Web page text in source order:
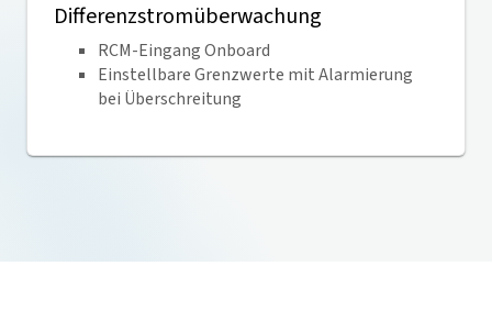
Differenzstromüberwachung
RCM-Eingang Onboard
Einstellbare Grenzwerte mit Alarmierung
bei Überschreitung